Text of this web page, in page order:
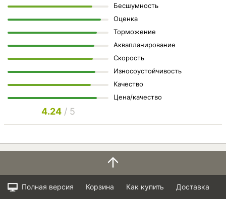
Бесшумность
Оценка
Торможение
Аквапланирование
Скорость
Износоустойчивость
Качество
Цена/качество
4.24/ 5
Полная версия Корзина Как купить Доставка